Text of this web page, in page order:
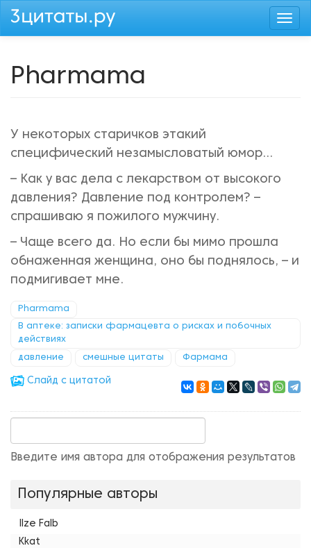
Перейти
Pharmama
У некоторых старичков этакий
специфический незамысловатый юмор…
– Как у вас дела с лекарством от высокого
давления? Давление под контролем? –
спрашиваю я пожилого мужчину.
– Чаще всего да. Но если бы мимо прошла
обнаженная женщина, оно бы поднялось, – и
подмигивает мне.
Pharmama
В аптеке: записки фармацевта о рисках и побочных
действиях
давление смешные цитаты Фармама
Cлайд с цитатой
Введите имя автора для отображения результатов
Популярные авторы
Ilze Falb
Kkat